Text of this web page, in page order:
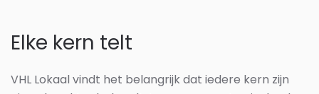
Elke kern telt
VHL Lokaal vindt het belangrijk dat iedere kern zijn